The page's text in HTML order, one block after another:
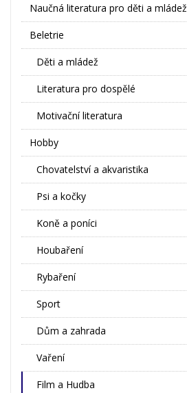
Naučná literatura pro děti a mládež
Beletrie
Děti a mládež
Literatura pro dospělé
Motivační literatura
Hobby
Chovatelství a akvaristika
Psi a kočky
Koně a poníci
Houbaření
Rybaření
Sport
Dům a zahrada
Vaření
Film a Hudba